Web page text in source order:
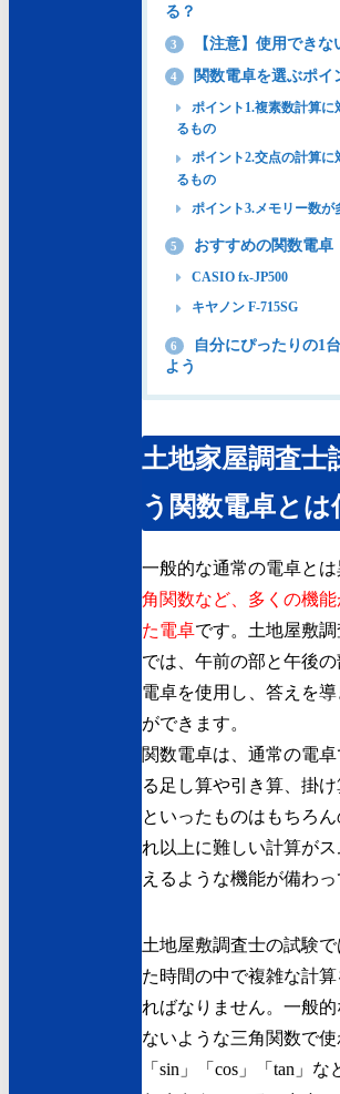
る？
3 【注意】使用できな
4 関数電卓を選ぶポイ
ポイント1.複素数計算に
るもの
ポイント2.交点の計算に
るもの
ポイント3.メモリー数が
5 おすすめの関数電卓
CASIO fx-JP500
キヤノン F-715SG
6
自分にぴったりの1
よう
土地家屋調査士
う関数電卓とは
一般的な通常の電卓とは
角関数など、多くの機
た電卓です。土地屋敷
では、午前の部と午後
電卓を使用し、答えを導
ができます。
関数電卓は、通常の電卓
る足し算や引き算、掛
といったものはもちろ
れ以上に難しい計算が
えるような機能が備わっ
土地屋敷調査士の試験
た時間の中で複雑な計
ればなりません。一般
ないような三角関数で使
「sin」「cos」「tan」